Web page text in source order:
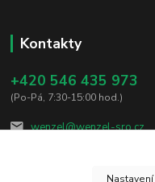
Kontakty
+420 546 435 973
(Po-Pá, 7:30-15:00 hod.)
wenzel@wenzel-sro.cz
Nastavení